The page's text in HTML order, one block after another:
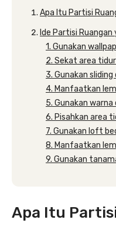
Apa Itu Partisi
Ide Partisi
1. Gunakan
2. Sekat area
3. Gunakan
4. Manfaatkan
5. Gunakan
6. Pisahkan area
7. Gunakan loft
8. Manfaatkan
9. Gunakan
Apa Itu